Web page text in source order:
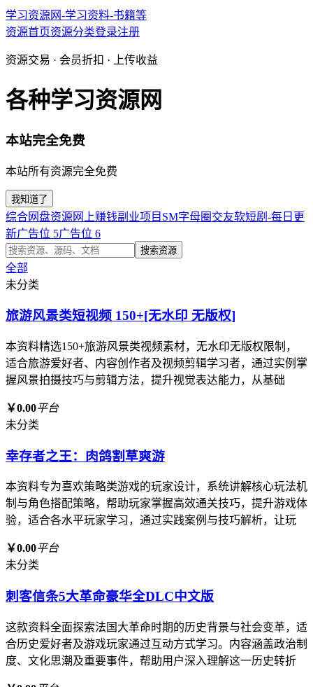
学习资源网-学习资料-书籍等
资源首页资源分类登录注册
资源交易 · 会员折扣 · 上传收益
各种学习资源网
本站完全免费
本站所有资源完全免费
我知道了
综合网盘资源 网上赚钱副业项目 SM字母圈交友软短剧-每日更
新广告位 5广告位 6
搜索资源
全部
未分类
旅游风景类短视频 150+[无水印 无版权]
本资料精选150+旅游风景类视频素材，无水印无版权限制，
适合旅游爱好者、内容创作者及视频剪辑学习者，通过实例掌
握风景拍摄技巧与剪辑方法，提升视觉表达能力，从基础
￥0.00平台
未分类
幸存者之王：肉鸽割草爽游
本资料专为喜欢策略类游戏的玩家设计，系统讲解核心玩法机
制与角色搭配策略，帮助玩家掌握高效通关技巧，提升游戏体
验，适合各水平玩家学习，通过实践案例与技巧解析，让玩
￥0.00平台
未分类
刺客信条5大革命豪华全DLC中文版
这款资料全面探索法国大革命时期的历史背景与社会变革，适
合历史爱好者及游戏玩家通过互动方式学习。内容涵盖政治制
度、文化思潮及重要事件，帮助用户深入理解这一历史转折